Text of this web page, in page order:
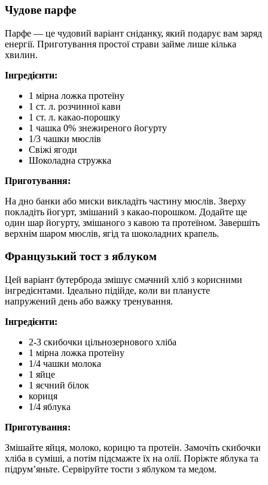
Чудове парфе
Парфе — це чудовий варіант сніданку, який подарує вам заряд
енергії. Приготування простої страви займе лише кілька
хвилин.
Інгредієнти:
1 мірна ложка протеїну
1 ст. л. розчинної кави
1 ст. л. какао-порошку
1 чашка 0% знежиреного йогурту
1/3 чашки мюслів
Свіжі ягоди
Шоколадна стружка
Приготування:
На дно банки або миски викладіть частину мюслів. Зверху
покладіть йогурт, змішаний з какао-порошком. Додайте ще
один шар йогурту, змішаного з кавою та протеїном. Завершіть
верхнім шаром мюслів, ягід та шоколадних крапель.
Французький тост з яблуком
Цей варіант бутерброда змішує смачний хліб з корисними
інгредієнтами. Ідеально підійде, коли ви плануєте
напружений день або важку тренування.
Інгредієнти:
2-3 скибочки цільнозернового хліба
1 мірна ложка протеїну
1/4 чашки молока
1 яйце
1 яєчний білок
кориця
1/4 яблука
Приготування:
Змішайте яйця, молоко, корицю та протеїн. Замочіть скибочки
хліба в суміші, а потім підсмажте їх на олії. Поріжте яблука та
підрум’яньте. Сервіруйте тости з яблуком та медом.